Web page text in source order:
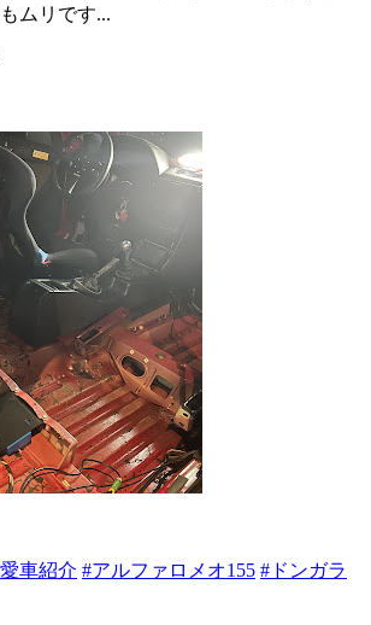
ムリです...
車紹介 #アルファロメオ155 #ドンガラ